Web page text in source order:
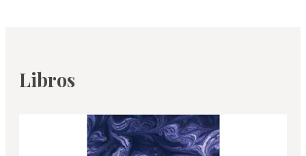
Libros